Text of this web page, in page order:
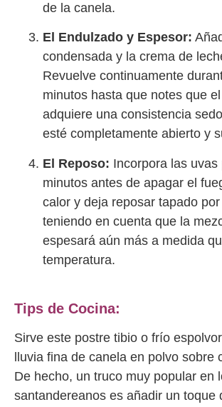
de la canela.
El Endulzado y Espesor:
condensada y la crema de
Revuelve continuamente
minutos hasta que notes que
adquiere una consistencia
esté completamente abierto y
El Reposo: Incorpora las uvas
minutos antes de apagar el
calor y deja reposar tapado
teniendo en cuenta que la
espesará aún más a medida
temperatura.
Tips de Cocina:
Sirve este postre tibio o frío
lluvia fina de canela en polvo sobre
De hecho, un truco muy popular en
santandereanos es añadir un toque